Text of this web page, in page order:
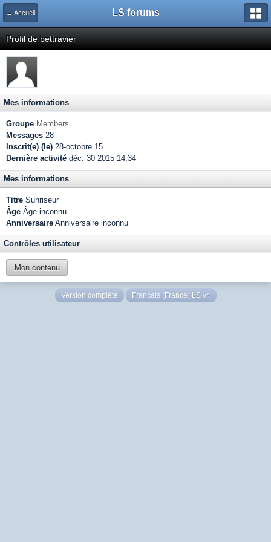
← Accueil LS forums
Profil de bettravier
Mes informations
Groupe Members
Messages 28
Inscrit(e) (le) 28-octobre 15
Dernière activité déc. 30 2015 14:34
Mes informations
Titre Sunriseur
Âge Âge inconnu
Anniversaire Anniversaire inconnu
Contrôles utilisateur
Mon contenu
Version complète Français (France) LS v4